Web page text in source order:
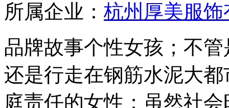
所属企业： 杭州厚美服
品牌故事个性女孩；不
还是行走在钢筋水泥大
庭责任的女性；虽然社